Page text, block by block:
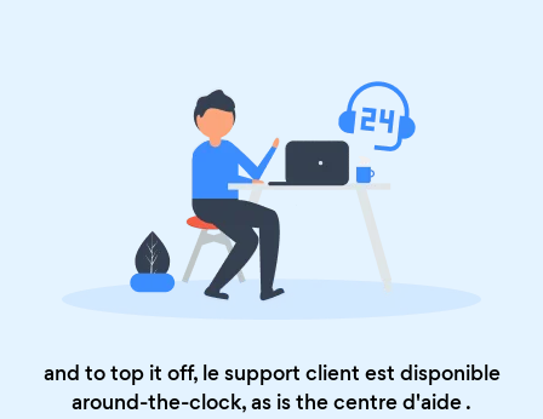
and to top it off, le support client est disponible
around-the-clock, as is thecentre d'aide.